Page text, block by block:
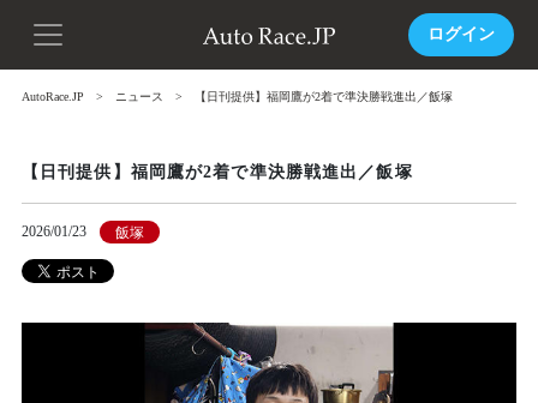
ログイン
AutoRace.JP ニュース 【日刊提供】福岡鷹が2着で準決勝戦進出／飯塚
【日刊提供】福岡鷹が2着で準決勝戦進出／飯塚
2026/01/23 飯塚